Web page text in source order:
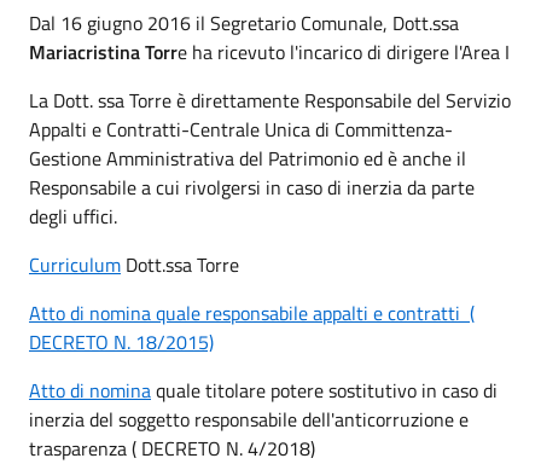
Dal 16 giugno 2016 il Segretario Comunale, Dott.ssa
Mariacristina Torre ha ricevuto l'incarico di dirigere l'Area I
La Dott. ssa Torre è direttamente Responsabile del Servizio
Appalti e Contratti-Centrale Unica di Committenza-
Gestione Amministrativa del Patrimonio ed è anche il
Responsabile a cui rivolgersi in caso di inerzia da parte
degli uffici.
Curriculum Dott.ssa Torre
Atto di nomina quale responsabile appalti e contratti (
DECRETO N. 18/2015)
Atto di nominaquale titolare potere sostitutivo in caso di
inerzia del soggetto responsabile dell'anticorruzione e
trasparenza ( DECRETO N. 4/2018)